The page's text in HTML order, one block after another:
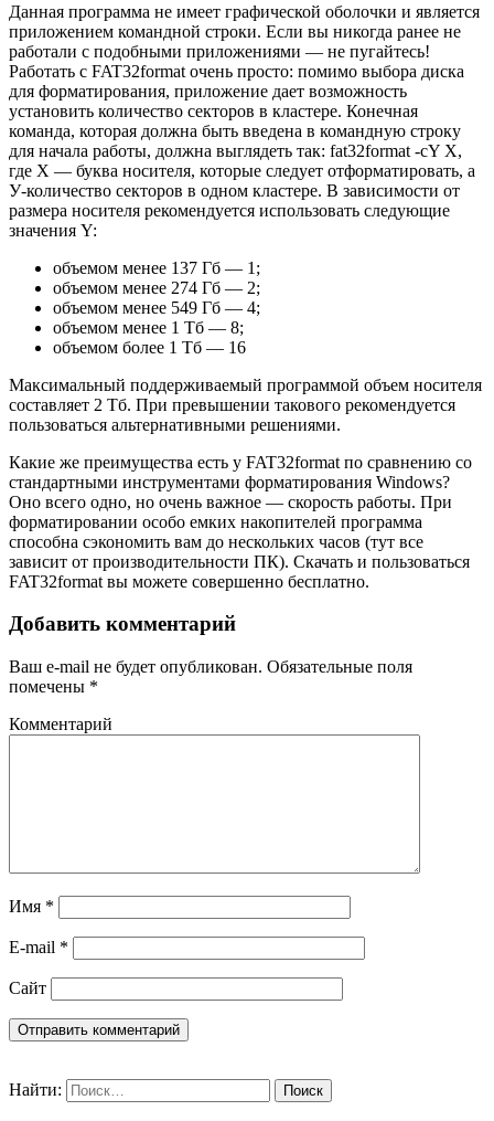
Данная программа не имеет графической оболочки и является
приложением командной строки. Если вы никогда ранее не
работали с подобными приложениями — не пугайтесь!
Работать с FAT32format очень просто: помимо выбора диска
для форматирования, приложение дает возможность
установить количество секторов в кластере. Конечная
команда, которая должна быть введена в командную строку
для начала работы, должна выглядеть так: fat32format -cY X,
где X — буква носителя, которые следует отформатировать, а
У-количество секторов в одном кластере. В зависимости от
размера носителя рекомендуется использовать следующие
значения Y:
объемом менее 137 Гб — 1;
объемом менее 274 Гб — 2;
объемом менее 549 Гб — 4;
объемом менее 1 Тб — 8;
объемом более 1 Тб — 16
Максимальный поддерживаемый программой объем носителя
составляет 2 Тб. При превышении такового рекомендуется
пользоваться альтернативными решениями.
Какие же преимущества есть у FAT32format по сравнению со
стандартными инструментами форматирования Windows?
Оно всего одно, но очень важное — скорость работы. При
форматировании особо емких накопителей программа
способна сэкономить вам до нескольких часов (тут все
зависит от производительности ПК). Скачать и пользоваться
FAT32format вы можете совершенно бесплатно.
Добавить комментарий
Ваш e-mail не будет опубликован. Обязательные поля
помечены *
Комментарий
Имя *
E-mail *
Сайт
Найти: